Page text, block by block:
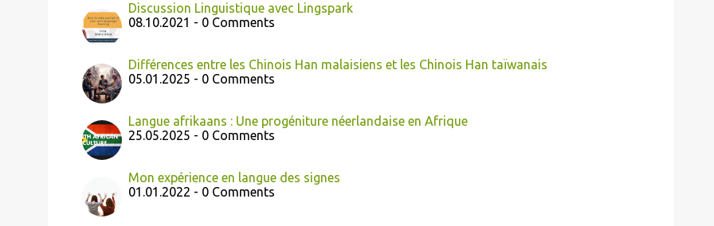
Discussion Linguistique avec Lingspark
08.10.2021 - 0 Comments
Différences entre les Chinois Han malaisiens et les Chinois Han taïwanais
05.01.2025 - 0 Comments
Langue afrikaans : Une progéniture néerlandaise en Afrique
25.05.2025 - 0 Comments
Mon expérience en langue des signes
01.01.2022 - 0 Comments